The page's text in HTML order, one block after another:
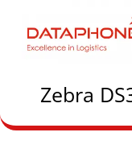
Zebra